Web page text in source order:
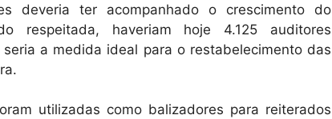
deveria ter acompanhado o crescimento do
respeitada, haveriam hoje 4.125 auditores
a medida ideal para o restabelecimento das
utilizadas como balizadores para reiterados